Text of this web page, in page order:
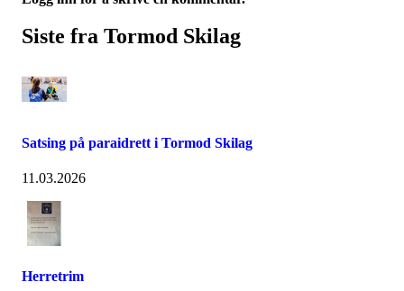
Siste fra Tormod Skilag
Satsing på paraidrett i Tormod Skilag
11.03.2026
Herretrim